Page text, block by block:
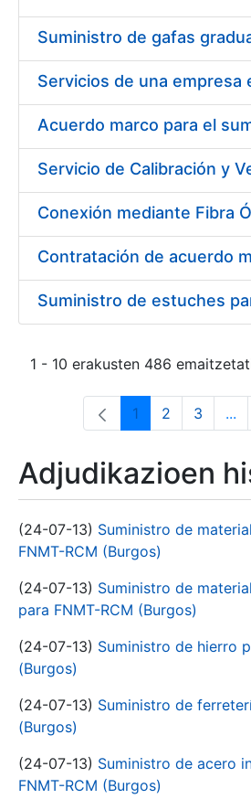
1 - 10 erakusten 486
Orrialdea
1 Orrialdea
2 3 ...
Adjudikazioen
(24-07-13) Suministro de
FNMT-RCM (Burgos)
(24-07-13) Suministro de
para FNMT-RCM (Burgos)
(24-07-13) Suministro de hierro
(Burgos)
(24-07-13) Suministro de
(Burgos)
(24-07-13) Suministro de acero
FNMT-RCM (Burgos)